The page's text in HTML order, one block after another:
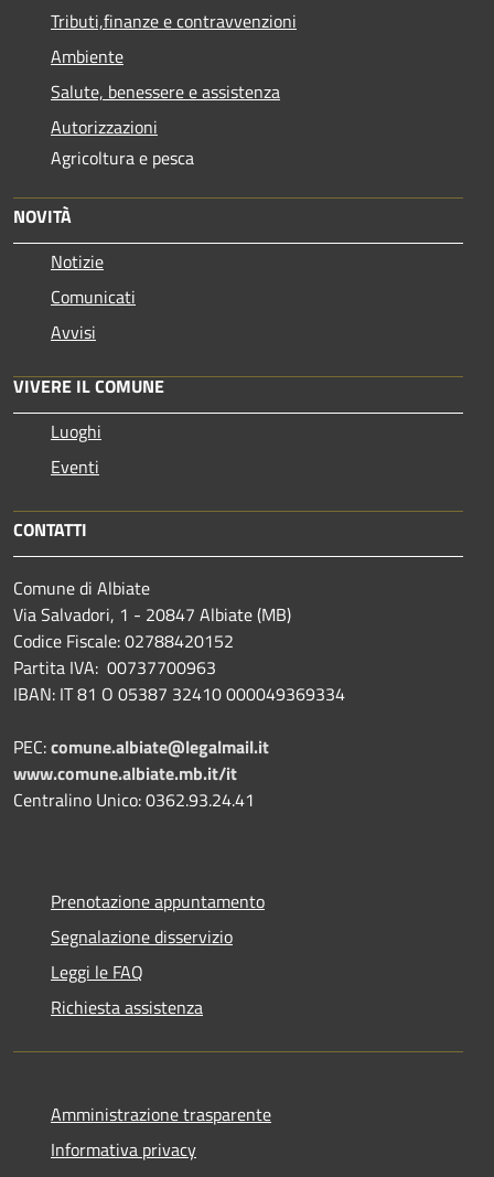
Tributi,finanze e contravvenzioni
Ambiente
Salute, benessere e assistenza
Autorizzazioni
Agricoltura e pesca
NOVITÀ
Notizie
Comunicati
Avvisi
VIVERE IL COMUNE
Luoghi
Eventi
CONTATTI
Comune di Albiate
Via Salvadori, 1 - 20847 Albiate (MB)
Codice Fiscale: 02788420152
Partita IVA: 00737700963
IBAN: IT 81 O 05387 32410 000049369334
PEC:comune.albiate@legalmail.it
www.comune.albiate.mb.it/it
Centralino Unico: 0362.93.24.41
Prenotazione appuntamento
Segnalazione disservizio
Leggi le FAQ
Richiesta assistenza
Amministrazione trasparente
Informativa privacy